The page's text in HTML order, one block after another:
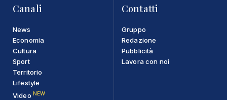
Canali
News
Economia
Cultura
Sport
Territorio
Lifestyle
Video NEW
Contatti
Gruppo
Redazione
Pubblicità
Lavora con noi